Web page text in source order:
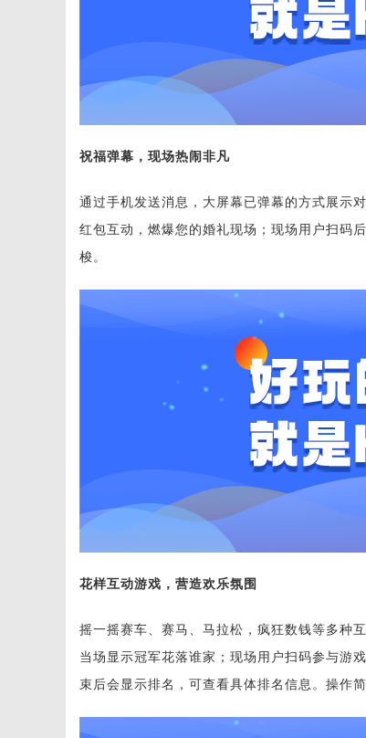
祝福弹幕，现场热闹非凡
通过手机发送消息，大屏幕已弹幕的方式展示
红包互动，燃爆您的婚礼现场；现场用户扫码
梭。
花样互动游戏，营造欢乐氛围
摇一摇赛车、赛马、马拉松，疯狂数钱等多种
当场显示冠军花落谁家；现场用户扫码参与游
束后会显示排名，可查看具体排名信息。操作